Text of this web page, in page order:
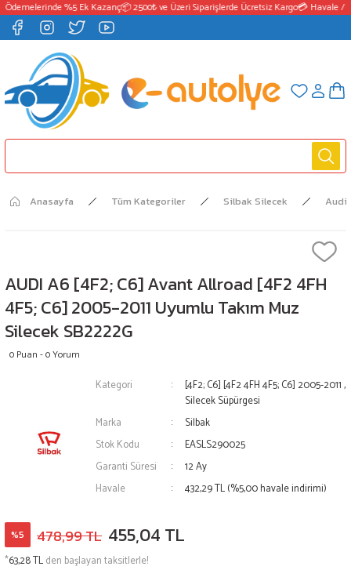
%5 Ek Kazanç📦 2500₺ ve Üzeri Siparişlerde Ücretsiz Kargo💳 Havale /
Anasayfa Tüm Kategoriler Silbak Silecek Audi
AUDI A6 [4F2; C6] Avant Allroad [4F2 4FH
4F5; C6] 2005-2011 Uyumlu Takım Muz
Silecek SB2222G
0 Puan - 0 Yorum
Kategori [4F2; C6] [4F2 4FH 4F5; C6] 2005-2011,
Silecek Süpürgesi
Marka
Silbak
Stok Kodu
EASLS290025
Garanti Süresi
12 Ay
Havale
432,29 TL (%5,00 havale indirimi)
%5 478,99 TL 455,04 TL
*63,28 TLden başlayan taksitlerle!